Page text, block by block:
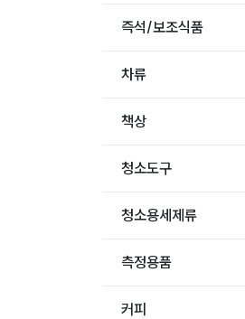
즉석/보조식품
차류
책상
청소도구
청소용세제류
측정용품
커피